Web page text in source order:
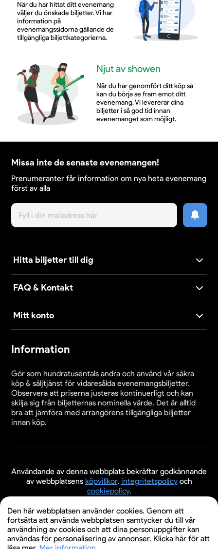
När du har hittat ditt evenemang
väljer du önskade biljetter. Vi har
information på
evenemangssidorna gällande de
tillgängliga biljettkategorierna.
Njut av showen
När du har genomfört ditt köp så
kan du börja se fram emot ditt
evenemang. Vi levererar dina
biljetter i så god tid innan
evenemanget som möjligt.
Missa inte de senaste evenemangen!
Prenumeranter får information om nya heta evenemang
först av alla
Hitta biljetter till dig
FAQ & Kontakt
Mitt konto
Information
Gör som hundratusentals andra och använd vår säkra
köp & säljtjänst för vidaresålda evenemangsbiljetter.
Observera att priserna justeras kontinuerligt och kan
skilja sig från biljetternas nominella värde. Det är alltid
bra att jämföra med arrangörens tillgängliga biljetter
innan köp.
Användande av denna webbplats bekräftar godkännande
av webbplatsens köpvillkor, integritetspolicyoch
cookiepolicy.
© 2026 Evenemangsbiljetter.se
Den här webbplatsen använder cookies. Genom att
fortsätta att använda webbplatsen samtycker du till vår
användning av cookies och att dina personuppgifter kan
användas för personalisering av annonser. Klicka här för att